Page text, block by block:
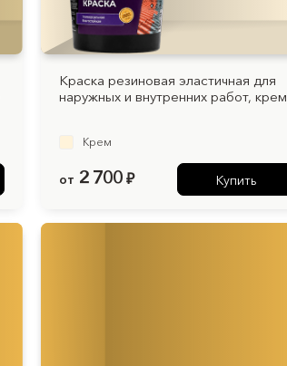
Краска резиновая эластичная для
наружных и внутренних работ, крем
Крем
от 2 700 ₽ Купить